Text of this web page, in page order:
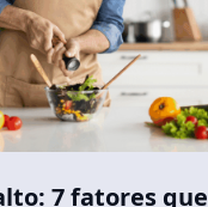
7 fatores que